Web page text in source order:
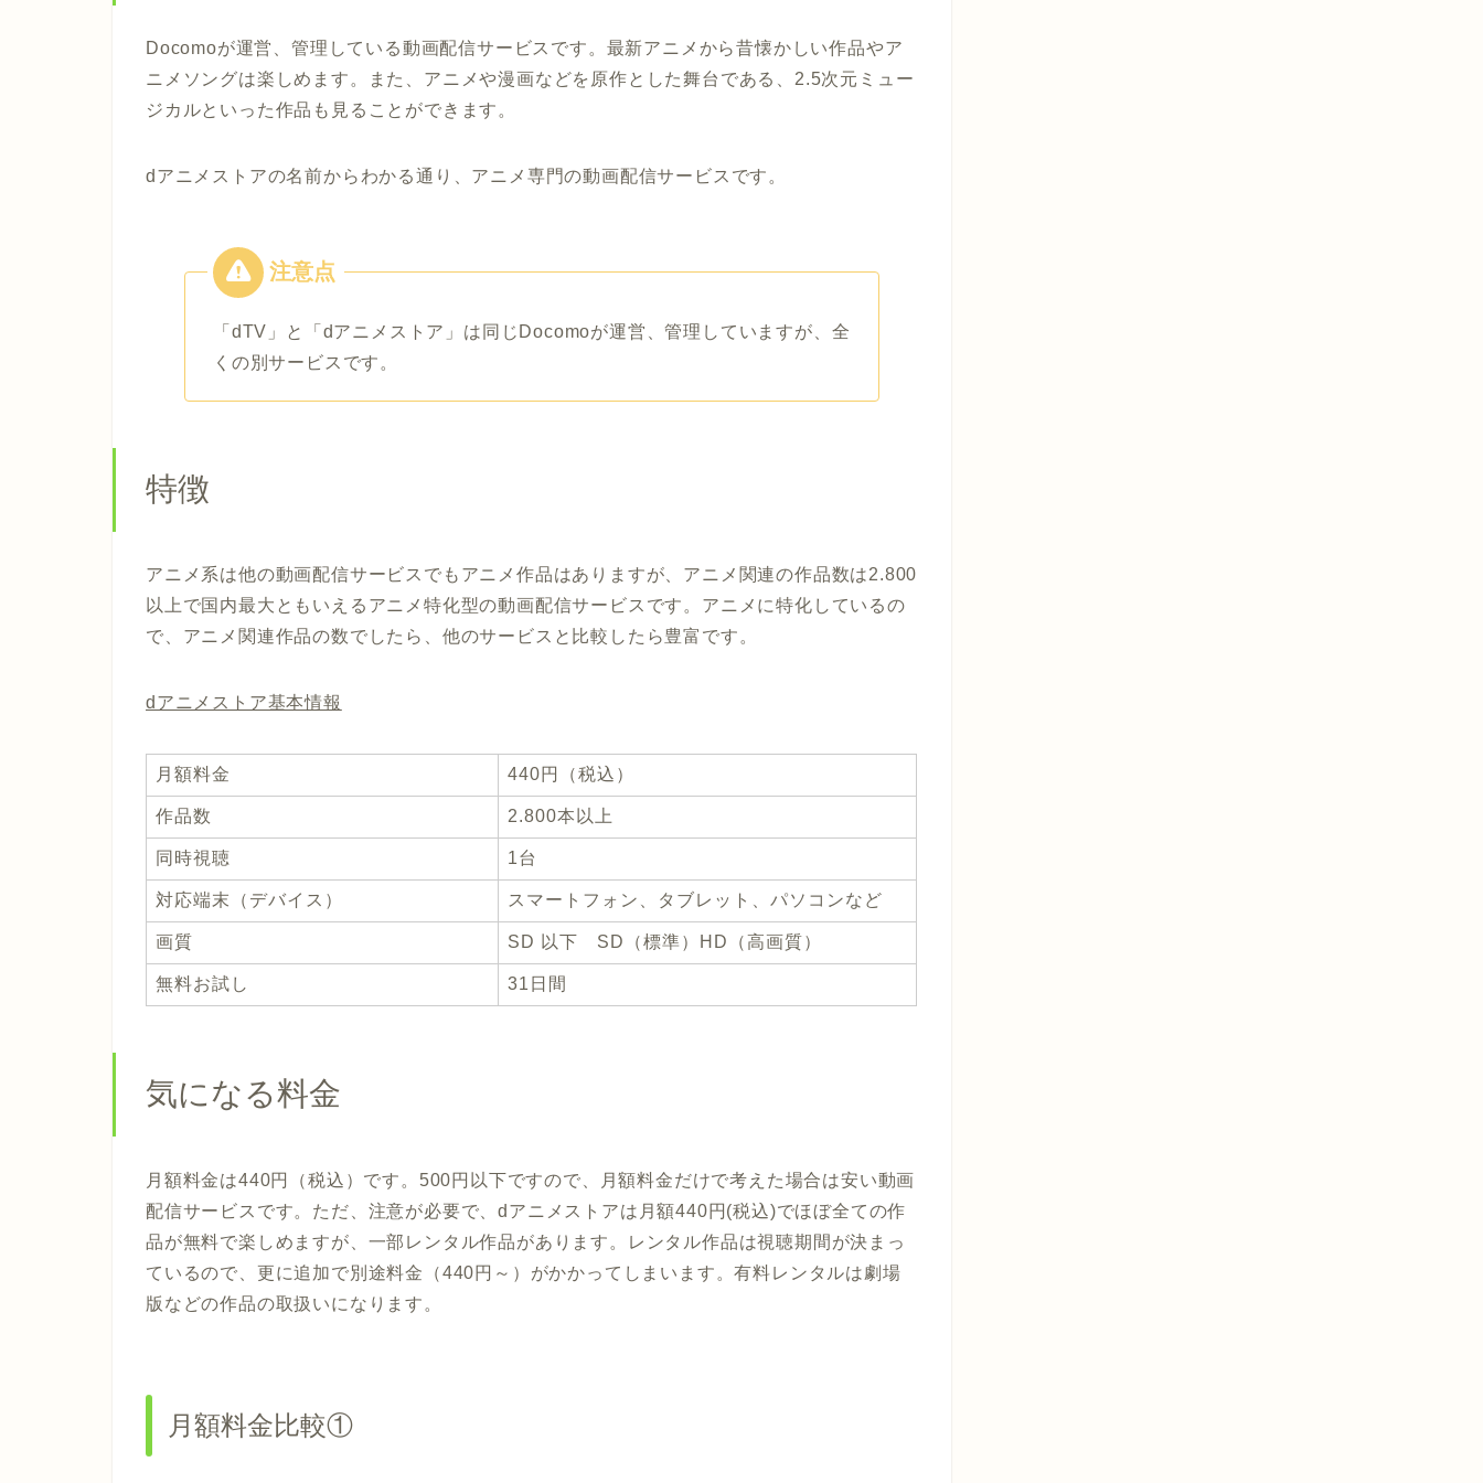
Docomoが運営、管理している動画配信サービスです。最新アニメから昔懐かしい作品やア
ニメソングは楽しめます。また、アニメや漫画などを原作とした舞台である、2.5次元ミュー
ジカルといった作品も見ることができます。
dアニメストアの名前からわかる通り、アニメ専門の動画配信サービスです。
「dTV」と「dアニメストア」は同じDocomoが運営、管理していますが、全
くの別サービスです。
特徴
アニメ系は他の動画配信サービスでもアニメ作品はありますが、アニメ関連の作品数は2.800
以上で国内最大ともいえるアニメ特化型の動画配信サービスです。アニメに特化しているの
で、アニメ関連作品の数でしたら、他のサービスと比較したら豊富です。
dアニメストア基本情報
月額料金 440円（税込）
作品数 2.800本以上
同時視聴 1台
対応端末（デバイス） スマートフォン、タブレット、パソコンなど
画質 SD 以下 SD（標準）HD（高画質）
無料お試し 31日間
気になる料金
月額料金は440円（税込）です。500円以下ですので、月額料金だけで考えた場合は安い動画
配信サービスです。ただ、注意が必要で、dアニメストアは月額440円(税込)でほぼ全ての作
品が無料で楽しめますが、一部レンタル作品があります。レンタル作品は視聴期間が決まっ
ているので、更に追加で別途料金（440円～）がかかってしまいます。有料レンタルは劇場
版などの作品の取扱いになります。
月額料金比較①